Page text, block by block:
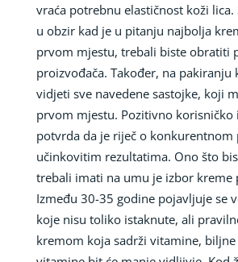
vraća potrebnu elastičnost koži lica.
u obzir kad je u pitanju najbolja
prvom mjestu, trebali biste obratiti
proizvođača. Također, na pakiranju
vidjeti sve navedene sastojke, koji
prvom mjestu. Pozitivno korisničko
potvrda da je riječ o konkurentnom
učinkovitim rezultatima. Ono što
trebali imati na umu je izbor kreme
Između 30-35 godine pojavljuje se
koje nisu toliko istaknute, ali
kremom koja sadrži vitamine, biljne